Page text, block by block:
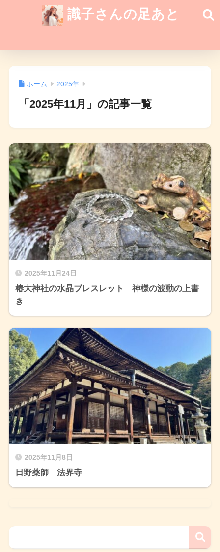
識子さんの足あと
ホーム 2025年
「2025年11月」の記事一覧
2025年11月24日
椿大神社の水晶ブレスレット 神様の波動の上書
き
2025年11月8日
日野薬師 法界寺